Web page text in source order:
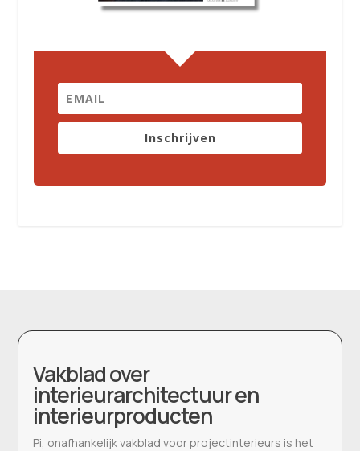
Inschrijven
Vakblad over
interieurarchitectuur en
interieurproducten
Pi, onafhankelijk vakblad voor projectinterieurs is het